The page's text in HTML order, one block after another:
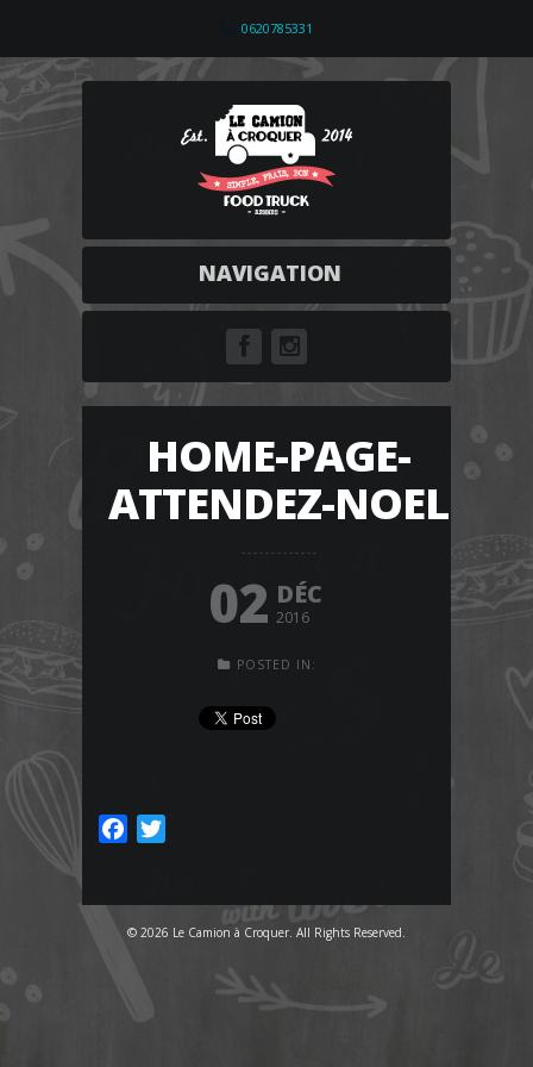
0620785331
NAVIGATION
HOME-PAGE-
ATTENDEZ-NOEL
02 DÉC
2016
POSTED IN:
Facebook
© 2026 Le Camion à Croquer. All Rights Reserved.